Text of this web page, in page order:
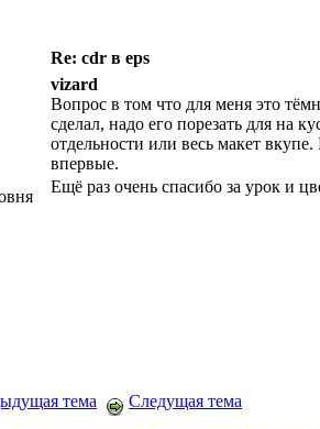
Re: cdr в eps
vizard
Вопрос в том что для меня это
сделал, надо его порезать для на
отдельности или весь макет
впервые.
Ещё раз очень спасибо за урок и
тема Следущая тема